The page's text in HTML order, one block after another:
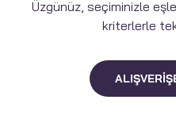
Üzgünüz, seçiminizle
kriterlerle